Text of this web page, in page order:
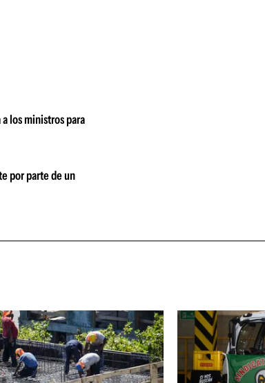
los ministros para
por parte de un